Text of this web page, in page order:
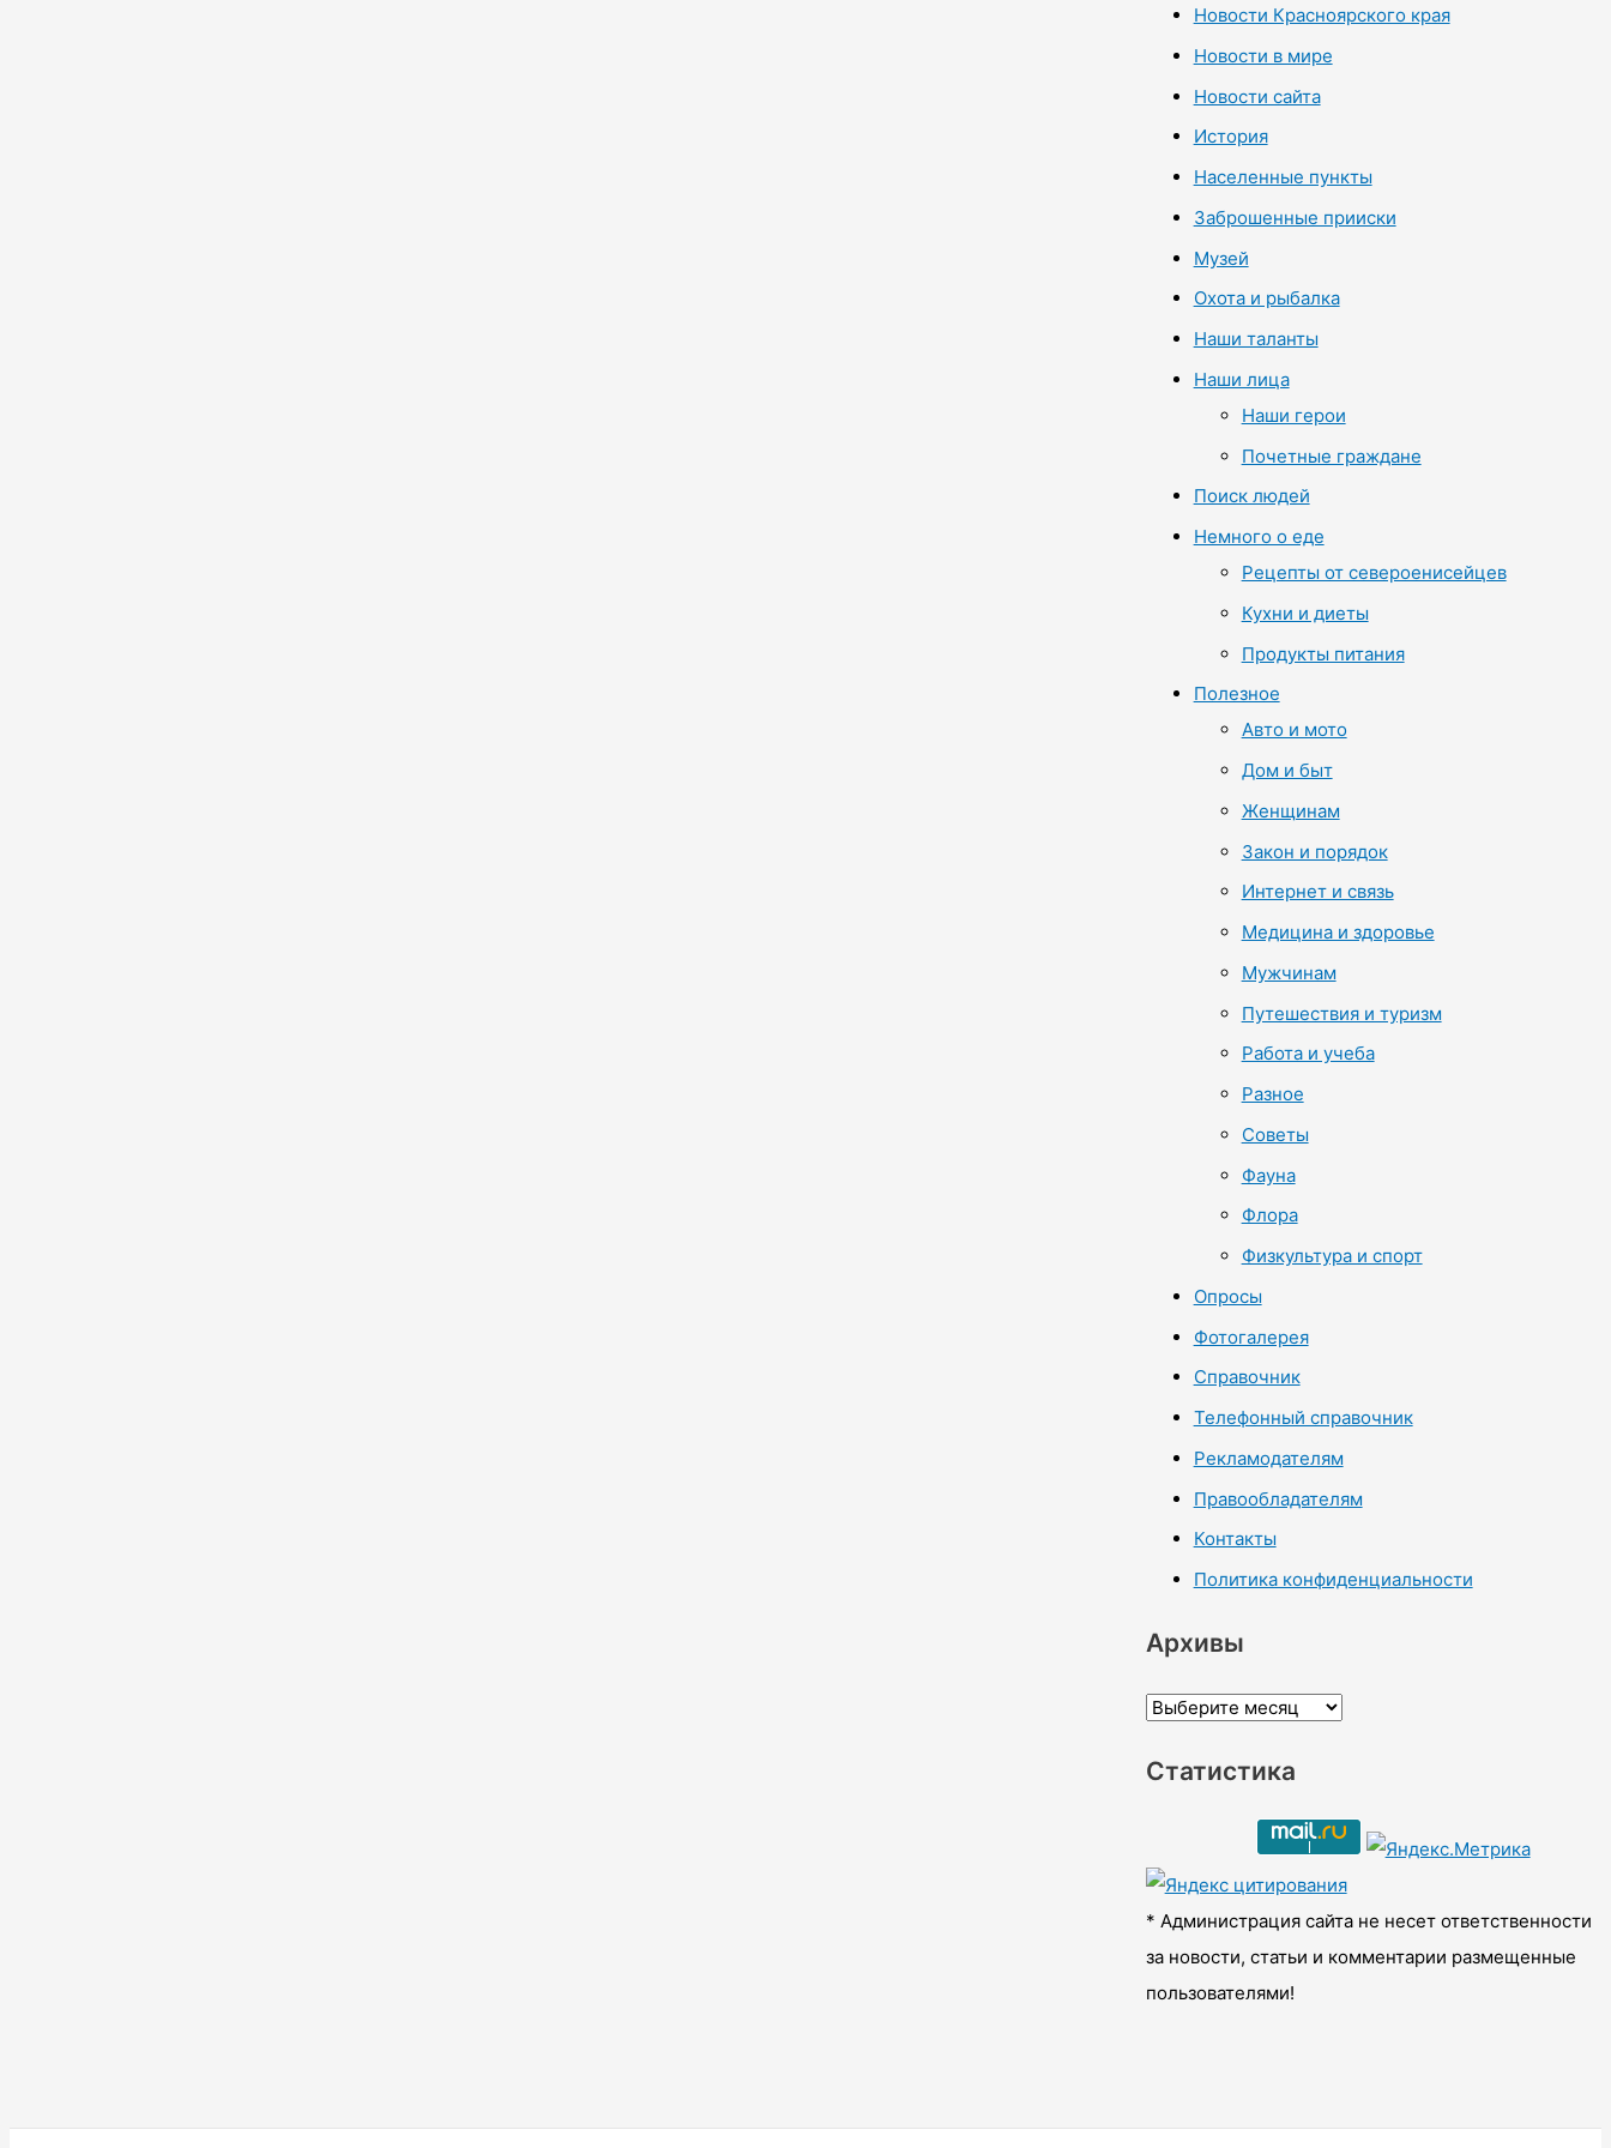
Новости Красноярского края
Новости в мире
Новости сайта
История
Населенные пункты
Заброшенные прииски
Музей
Охота и рыбалка
Наши таланты
Наши лица
Наши герои
Почетные граждане
Поиск людей
Немного о еде
Рецепты от североенисейцев
Кухни и диеты
Продукты питания
Полезное
Авто и мото
Дом и быт
Женщинам
Закон и порядок
Интернет и связь
Медицина и здоровье
Мужчинам
Путешествия и туризм
Работа и учеба
Разное
Советы
Фауна
Флора
Физкультура и спорт
Опросы
Фотогалерея
Справочник
Телефонный справочник
Рекламодателям
Правообладателям
Контакты
Политика конфиденциальности
Архивы
А
х
ы
Статистика
* Администрация сайта не несет ответственности
за новости, статьи и комментарии размещенные
пользователями!